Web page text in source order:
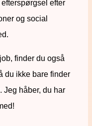
efter
og social
finder du også
du ikke bare finder
Jeg håber, du har